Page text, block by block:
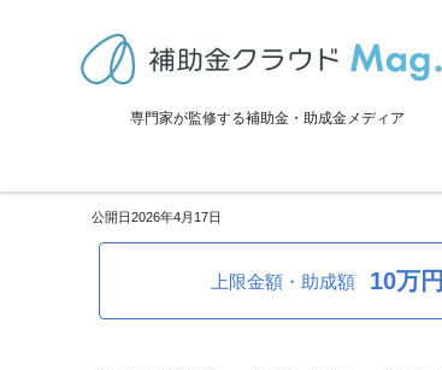
専門家が監修する補助金・助成金メディア
>補助金・助成金詳細
2026年4月17日
上限金額・助成額 10万円